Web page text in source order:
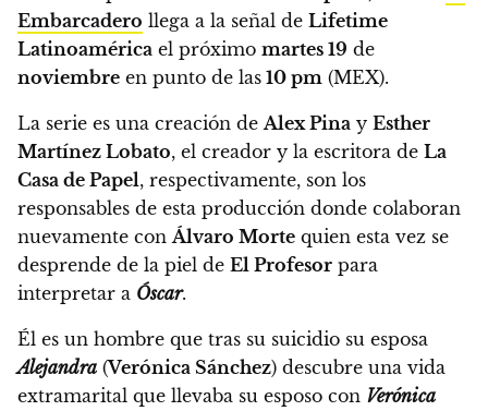
Embarcadero llega a la señal de Lifetime
Latinoamérica el próximo martes 19 de
noviembre en punto de las 10 pm (MEX).
La serie es una creación de Alex Pina y Esther
Martínez Lobato, el creador y la escritora de La
Casa de Papel, respectivamente, son los
responsables de esta producción donde colaboran
nuevamente con Álvaro Morte quien esta vez se
desprende de la piel de El Profesor para
interpretar a Óscar.
Él es un hombre que tras su suicidio su esposa
Alejandra (Verónica Sánchez) descubre una vida
extramarital que llevaba su esposo con Verónica